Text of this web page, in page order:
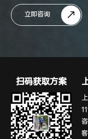
立即咨询
扫码获取方案